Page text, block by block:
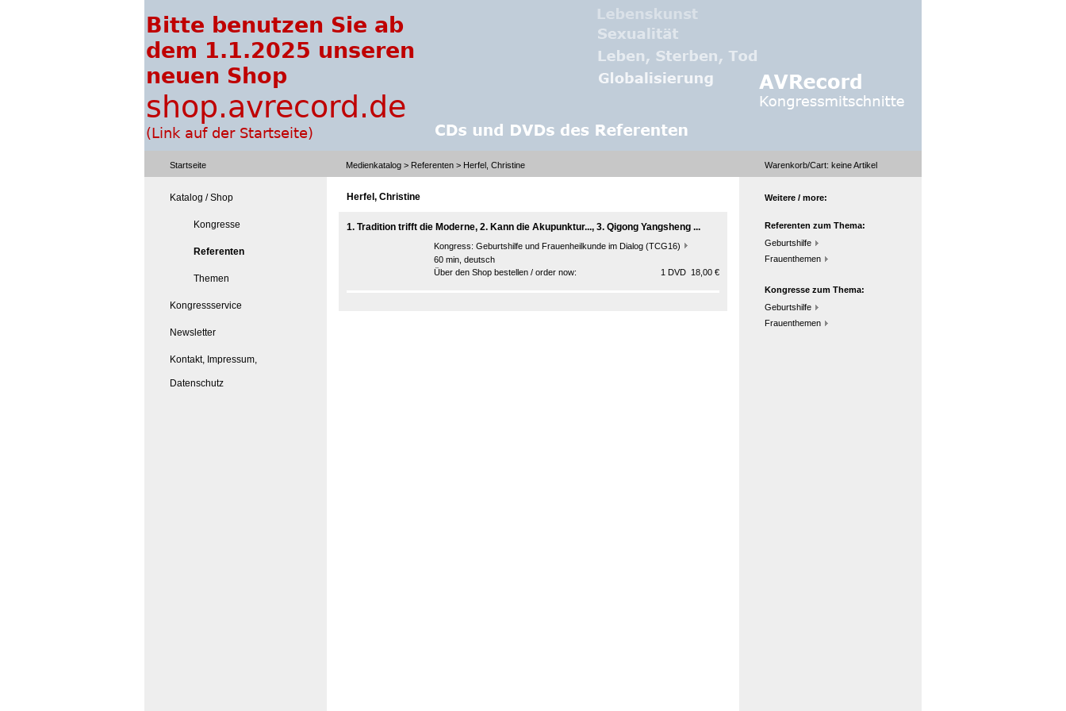
Startseite Medienkatalog > Referenten > Herfel, Christine Warenkorb/Cart: keineArtikel
Katalog / Shop
Kongresse
Referenten
Themen
Kongressservice
Newsletter
Kontakt, Impressum,
Datenschutz
Herfel, Christine
1. Tradition trifft die Moderne, 2. Kann die Akupunktur..., 3. Qigong Yangsheng ...
Kongress: Geburtshilfe und Frauenheilkunde im Dialog (TCG16)
60 min, deutsch
Über den Shop bestellen / order now:
1 DVD 18,00 €
Weitere / more:
Referenten zum Thema:
Geburtshilfe
Frauenthemen
Kongresse zum Thema:
Geburtshilfe
Frauenthemen